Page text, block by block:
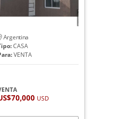
Argentina
CASA
VENTA
USD